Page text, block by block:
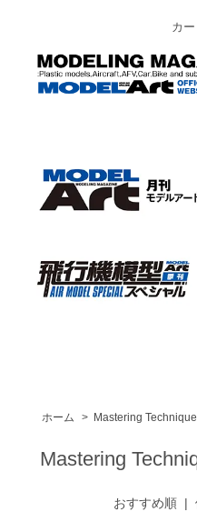
カ
ホーム > Mastering
Mastering
おすすめ順 |